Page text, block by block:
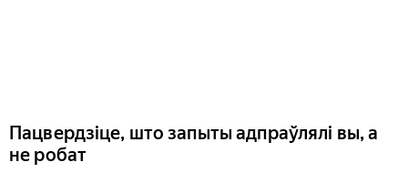
Пацвердзіце, што запыты адпраўлялі вы, а
не робат